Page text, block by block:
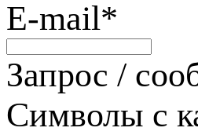
E-mail*
Запрос /
Символы с